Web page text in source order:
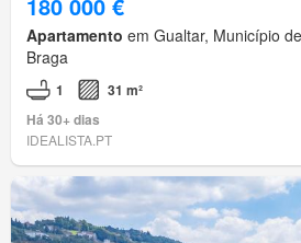
180 000 €
Apartamento em Gualtar, Município
Braga
1
31 m²
Há 30+ dias
IDEALISTA.PT